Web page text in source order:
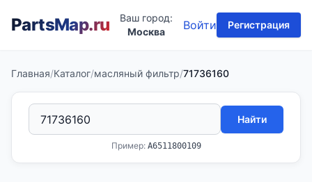
PartsMap.ru
Ваш город:
Москва
Войти Регистрация
Главная/Каталог/масляный фильтр/71736160
Найти
Пример: A6511800109